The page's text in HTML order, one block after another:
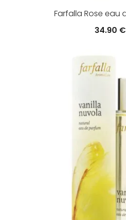
Farfalla Rose eau
34.90 €